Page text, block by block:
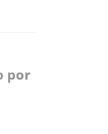
por